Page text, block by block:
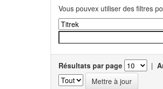
Vous pouvex utiliser des filtres
Résultats par page |